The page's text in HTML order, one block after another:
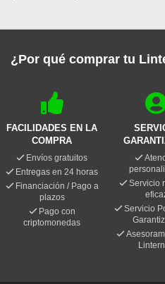
¿Por qué comprar tu
FACILIDADES EN LA
COMPRA
Envíos gratuitos
Entregas en 24 horas
Financiación / Pago a
plazos
Pago con
criptomonedas
Servicio
Servicio